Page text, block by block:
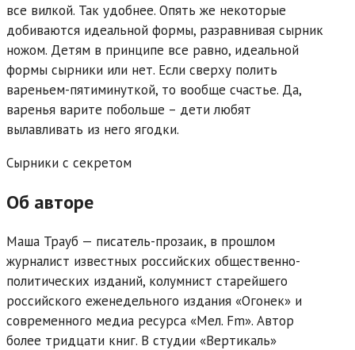
все вилкой. Так удобнее. Опять же некоторые
добиваются идеальной формы, разравнивая сырник
ножом. Детям в принципе все равно, идеальной
формы сырники или нет. Если сверху полить
вареньем-пятиминуткой, то вообще счастье. Да,
варенья варите побольше – дети любят
вылавливать из него ягодки.
Сырники с секретом
Об авторе
Маша Трауб — писатель-прозаик, в прошлом
журналист известных российских общественно-
политических изданий, колумнист старейшего
российского еженедельного издания «Огонек» и
современного медиа ресурса «Мел. Fm». Автор
более тридцати книг. В студии «Вертикаль»